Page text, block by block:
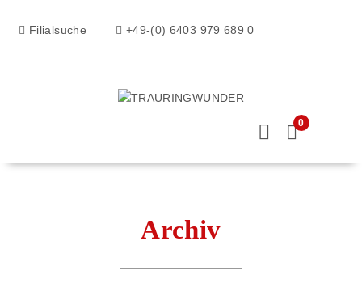
Filialsuche +49-(0) 6403 979 689 0
0
Archiv